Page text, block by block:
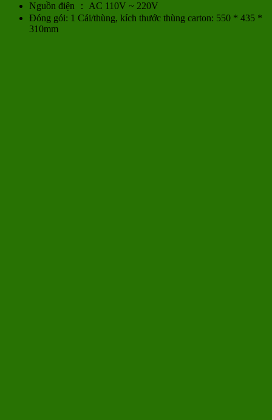
Nguồn điện ： AC 110V ~ 220V
Đóng gói: 1 Cái/thùng, kích thước thùng carton: 550 * 435 *
310mm